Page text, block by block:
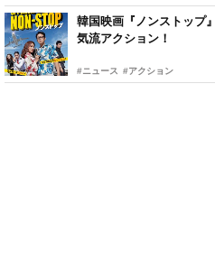
韓国映画『ノンストップ』2月公開！ 地上
気流アクション！
#ニュース #アクション